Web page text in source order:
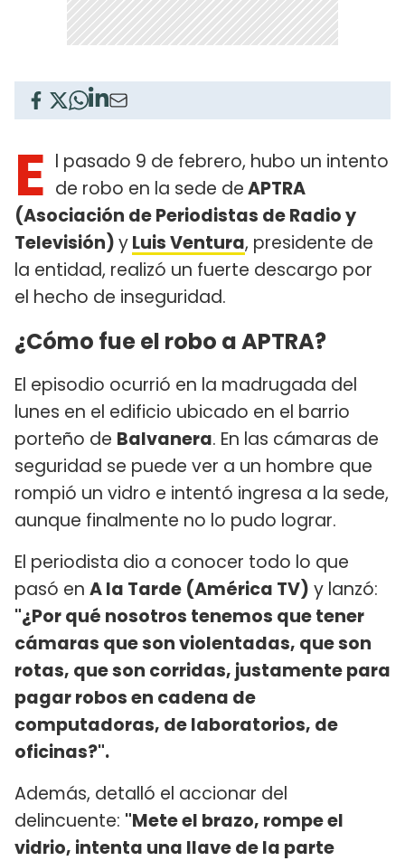
E l pasado 9 de febrero, hubo un intento
de robo en la sede deAPTRA
(Asociación de Periodistas de Radio y
Televisión)yLuis Ventura, presidente de
la entidad, realizó un fuerte descargo por
el hecho de inseguridad.
¿Cómo fue el robo a APTRA?
El episodio ocurrió en la madrugada del
lunes en el edificio ubicado en el barrio
porteño de Balvanera. En las cámaras de
seguridad se puede ver a un hombre que
rompió un vidro e intentó ingresa a la sede,
aunque finalmente no lo pudo lograr.
El periodista dio a conocer todo lo que
pasó en A la Tarde (América TV) y lanzó:
"¿Por qué nosotros tenemos que tener
cámaras que son violentadas, que son
rotas, que son corridas, justamente para
pagar robos en cadena de
computadoras, de laboratorios, de
oficinas?".
Además, detalló el accionar del
delincuente: "Mete el brazo, rompe el
vidrio, intenta una llave de la parte